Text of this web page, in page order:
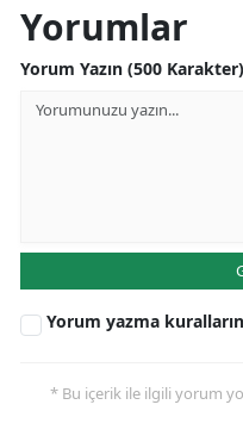
Yorumlar
Yorum Yazın (500 Karakter)
Yorum yazma
* Bu içerik ile ilgili yorum